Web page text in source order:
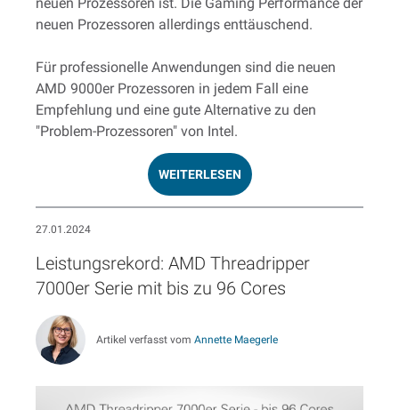
neuen Prozessoren allerdings enttäuschend.
Für professionelle Anwendungen sind die neuen
AMD 9000er Prozessoren in jedem Fall eine
Empfehlung und eine gute Alternative zu den
"Problem-Prozessoren" von Intel.
WEITERLESEN
27.01.2024
Leistungsrekord: AMD Threadripper
7000er Serie mit bis zu 96 Cores
Artikel verfasst vom Annette Maegerle